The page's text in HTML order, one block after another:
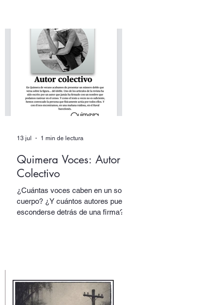
pensarla e interpelarla… que es
justamente lo que nos facilita el
argentino Ramón Starc en su
primera novela, Que se vayan todos
(Candaya).
Quimera Voces: Autor
Colectivo
¿Cuántas voces caben en un solo
cuerpo? ¿Y cuántos autores pueden
esconderse detrás de una firma?
responsable de una parte de su
obra y de su identidad. Al final,
13 jul 1 min de lectura